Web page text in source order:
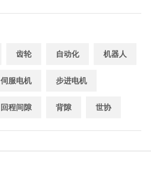
齿轮 自动化 机器人
伺服电机 步进电机
回程间隙 背隙 世协